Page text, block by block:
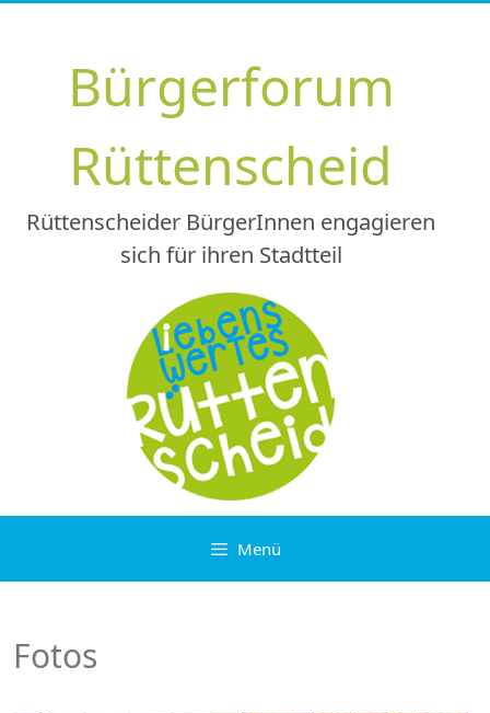
springenBürgerforum
Rüttenscheid
Rüttenscheider BürgerInnen engagieren
sich für ihren Stadtteil
Menü
Fotos